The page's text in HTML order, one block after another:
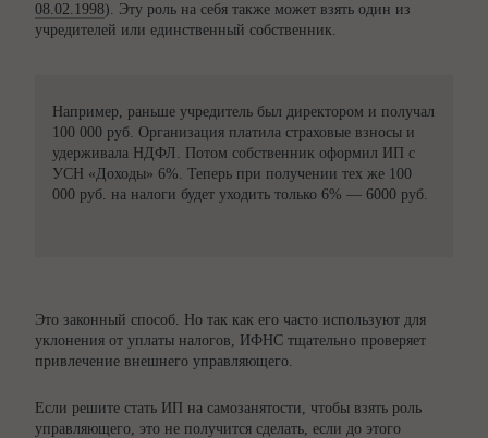
08.02.1998). Эту роль на себя также может взять один из
учредителей или единственный собственник.
Например, раньше учредитель был директором и получал
100 000 руб. Организация платила страховые взносы и
удерживала НДФЛ. Потом собственник оформил ИП с
УСН «Доходы» 6%. Теперь при получении тех же 100
000 руб. на налоги будет уходить только 6% — 6000 руб.
Это законный способ. Но так как его часто используют для
уклонения от уплаты налогов, ИФНС тщательно проверяет
привлечение внешнего управляющего.
Если решите стать ИП на самозанятости, чтобы взять роль
управляющего, это не получится сделать, если до этого